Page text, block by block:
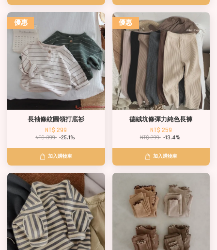
優惠
長袖條紋圓領打底衫
NT$ 299
NT$ 399 -25.1%
加入購物車
優惠
德絨坑條彈力純色長褲
NT$ 259
NT$ 299 -13.4%
加入購物車